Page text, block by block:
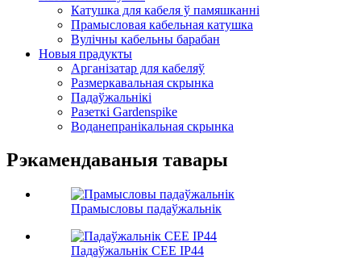
Катушка для кабеля ў памяшканні
Прамысловая кабельная катушка
Вулічны кабельны барабан
Новыя прадукты
Арганізатар для кабеляў
Размеркавальная скрынка
Падаўжальнікі
Разеткі Gardenspike
Воданепранікальная скрынка
Рэкамендаваныя тавары
Прамысловы падаўжальнік
Падаўжальнік CEE IP44